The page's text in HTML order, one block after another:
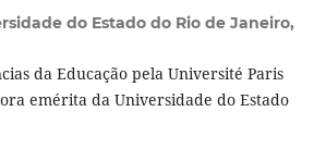
do Estado do Rio de Janeiro,
da Educação pela Université Paris
emérita da Universidade do Estado